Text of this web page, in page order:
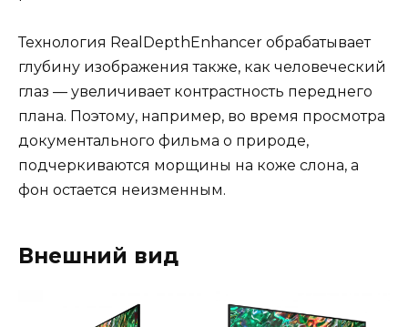
Технология RealDepthEnhancer обрабатывает
глубину изображения также, как человеческий
глаз — увеличивает контрастность переднего
плана. Поэтому, например, во время просмотра
документального фильма о природе,
подчеркиваются морщины на коже слона, а
фон остается неизменным.
Внешний вид